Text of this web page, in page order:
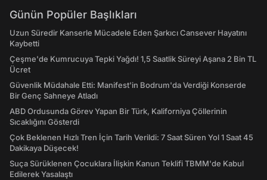
Günün Popüler Başlıkları
Uzun Süredir Kanserle Mücadele Eden Şarkıcı Cansever Hayatını
Kaybetti
Çeşme'de Kumrucuya Tepki Yağdı! 1,5 Saatlik Süreyi Aşana 2 Bin TL
Ücret
Güvenlik Müdahale Etti: Manifest'in Bodrum'da Verdiği Konserde
Bir Genç Sahneye Atladı
ABD Ordusunda Görev Yapan Bir Türk, Kaliforniya Çöllerinin
Sıcaklığını Gösterdi
Çok Beklenen Hızlı Tren İçin Tarih Verildi: 7 Saat Süren Yol 1 Saat 45
Dakikaya Düşecek!
Suça Sürüklenen Çocuklara İlişkin Kanun Teklifi TBMM'de Kabul
Edilerek Yasalaştı